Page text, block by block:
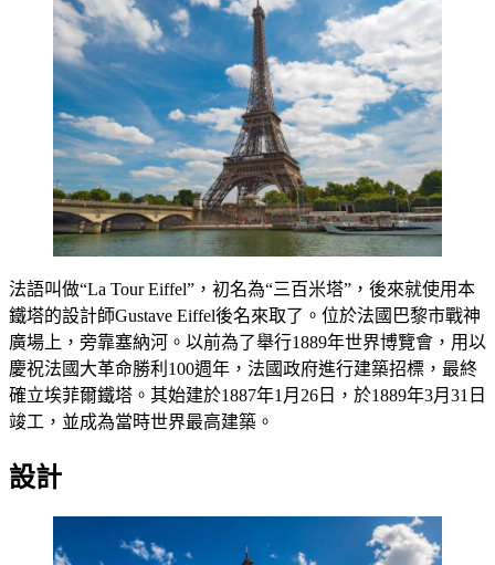
法語叫做“La Tour Eiffel”，初名為“三百米塔”，後來就使用本
鐵塔的設計師Gustave Eiffel後名來取了。位於法國巴黎市戰神
廣場上，旁靠塞納河。以前為了舉行1889年世界博覽會，用以
慶祝法國大革命勝利100週年，法國政府進行建築招標，最終
確立埃菲爾鐵塔。其始建於1887年1月26日，於1889年3月31日
竣工，並成為當時世界最高建築。
設計